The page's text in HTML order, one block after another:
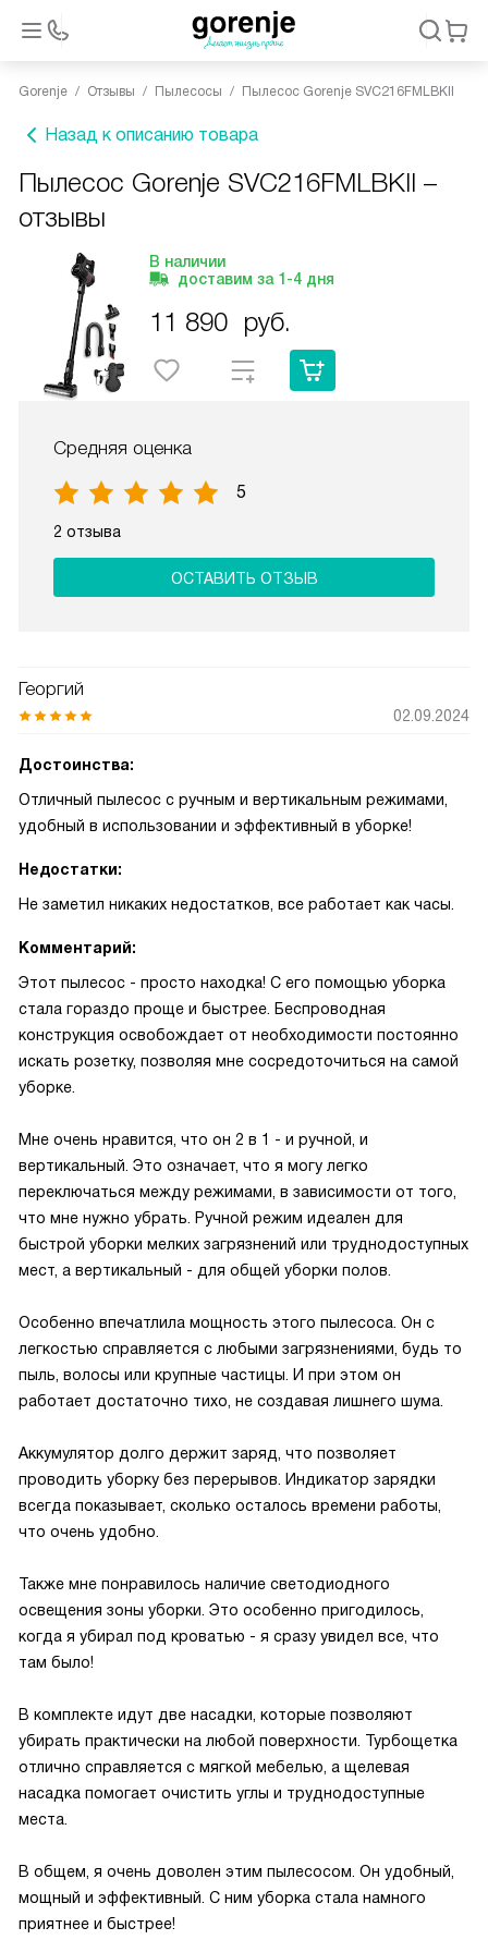
Gorenje Отзывы Пылесосы Пылесос Gorenje SVC216FMLBKII
Назад к описанию товара
Пылесос Gorenje SVC216FMLBKII –
отзывы
В наличии
доставим за 1-4 дня
11 890 руб.
Средняя оценка
5
2 отзыва
ОСТАВИТЬ ОТЗЫВ
Георгий
02.09.2024
Достоинства:
Отличный пылесос с ручным и вертикальным режимами,
удобный в использовании и эффективный в уборке!
Недостатки:
Не заметил никаких недостатков, все работает как часы.
Комментарий:
Этот пылесос - просто находка! С его помощью уборка
стала гораздо проще и быстрее. Беспроводная
конструкция освобождает от необходимости постоянно
искать розетку, позволяя мне сосредоточиться на самой
уборке.
Мне очень нравится, что он 2 в 1 - и ручной, и
вертикальный. Это означает, что я могу легко
переключаться между режимами, в зависимости от того,
что мне нужно убрать. Ручной режим идеален для
быстрой уборки мелких загрязнений или труднодоступных
мест, а вертикальный - для общей уборки полов.
Особенно впечатлила мощность этого пылесоса. Он с
легкостью справляется с любыми загрязнениями, будь то
пыль, волосы или крупные частицы. И при этом он
работает достаточно тихо, не создавая лишнего шума.
Аккумулятор долго держит заряд, что позволяет
проводить уборку без перерывов. Индикатор зарядки
всегда показывает, сколько осталось времени работы,
что очень удобно.
Также мне понравилось наличие светодиодного
освещения зоны уборки. Это особенно пригодилось,
когда я убирал под кроватью - я сразу увидел все, что
там было!
В комплекте идут две насадки, которые позволяют
убирать практически на любой поверхности. Турбощетка
отлично справляется с мягкой мебелью, а щелевая
насадка помогает очистить углы и труднодоступные
места.
В общем, я очень доволен этим пылесосом. Он удобный,
мощный и эффективный. С ним уборка стала намного
приятнее и быстрее!